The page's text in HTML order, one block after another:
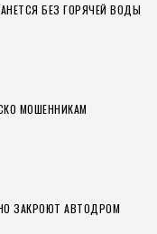
БЕЗ ГОРЯЧЕЙ ВОДЫ
МОШЕННИКАМ
ЗАКРОЮТ АВТОДРОМ